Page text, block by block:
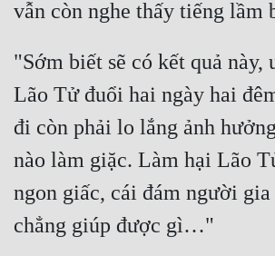
Tu Chân
Tu Tiên
Tội Phạm
Vô Địch
Võ Hiệp
Võng Du
Xuyên Không
"Sớm biết sẽ có kết quả này,
Lão Tử đuổi hai ngày hai
đi còn phải lo lắng ảnh
nào làm giặc. Làm hại Lão
ngon giấc, cái đám người